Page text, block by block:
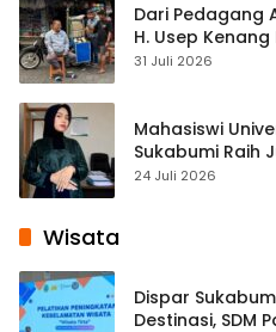
Dari Pedagang
H. Usep
Cisaat
31 Juli 2026
Mahasiswi
Sukabumi Raih
Pembelajaran
24 Juli 2026
Wisata
Dispar
Destinasi, SDM